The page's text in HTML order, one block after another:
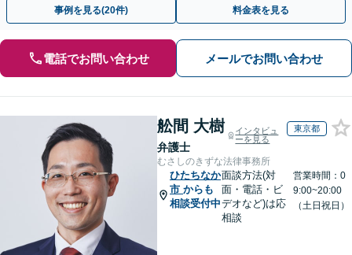
事例を見る(20件) 料金表を見る
電話でお問い合わせ メールでお問い合わせ
舩間 大樹
弁護士
インタビュ
ーを見る
東京都
むさしのきずな法律事務所
ひたちなか
市 からも
相談受付中
面談方法(対
面・電話・ビ
デオなど)は応
相談
営業時間：0
9:00~20:00
（土日祝日）